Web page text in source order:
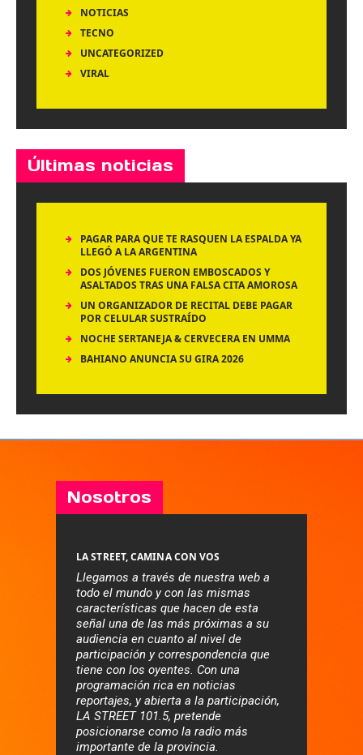
NOTICIAS
TECNO
UNCATEGORIZED
VIRAL
Últimas noticias
PAGAR PARA QUE TE RASQUEN LA ESPALDA YA
LLEGÓ A LA ARGENTINA
DOS JÓVENES FUERON EMBOSCADOS Y
ASALTADOS TRAS UNA FALSA CITA AMOROSA
UN ORGANIZADOR DE RECITAL DEBE PAGAR
POR CELULAR SUSTRAÍDO
NOCHE SERTANEJA & CERVECERA EN UMMA
BAHIANO ANUNCIA SU GIRA 2026
Nosotros
LA STREET, CAMINA CON VOS
Llegamos a través de nuestra web a
todo el mundo y con las mismas
características que hacen de esta
señal una de las más próximas a su
audiencia en cuanto al nivel de
participación y correspondencia que
tiene con los oyentes. Con una
programación rica en noticias
reportajes, y abierta a la participación,
LA STREET 101.5, pretende
posicionarse como la radio más
importante de la provincia.